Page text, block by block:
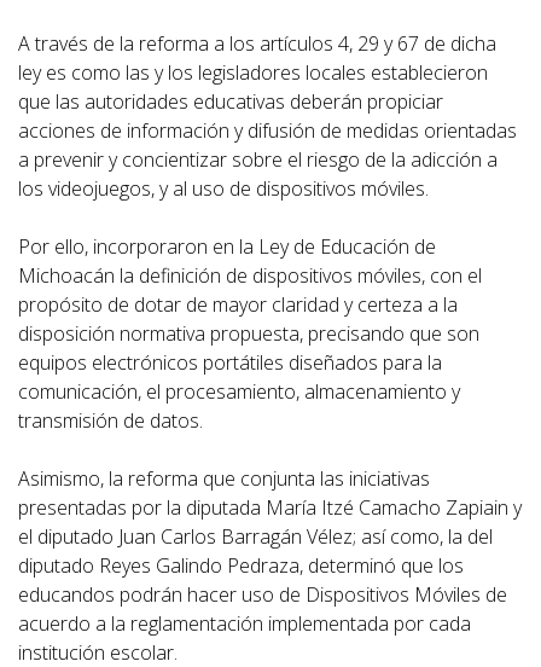
A través de la reforma a los artículos 4, 29 y 67 de dicha
ley es como las y los legisladores locales establecieron
que las autoridades educativas deberán propiciar
acciones de información y difusión de medidas orientadas
a prevenir y concientizar sobre el riesgo de la adicción a
los videojuegos, y al uso de dispositivos móviles.
Por ello, incorporaron en la Ley de Educación de
Michoacán la definición de dispositivos móviles, con el
propósito de dotar de mayor claridad y certeza a la
disposición normativa propuesta, precisando que son
equipos electrónicos portátiles diseñados para la
comunicación, el procesamiento, almacenamiento y
transmisión de datos.
Asimismo, la reforma que conjunta las iniciativas
presentadas por la diputada María Itzé Camacho Zapiain y
el diputado Juan Carlos Barragán Vélez; así como, la del
diputado Reyes Galindo Pedraza, determinó que los
educandos podrán hacer uso de Dispositivos Móviles de
acuerdo a la reglamentación implementada por cada
institución escolar.